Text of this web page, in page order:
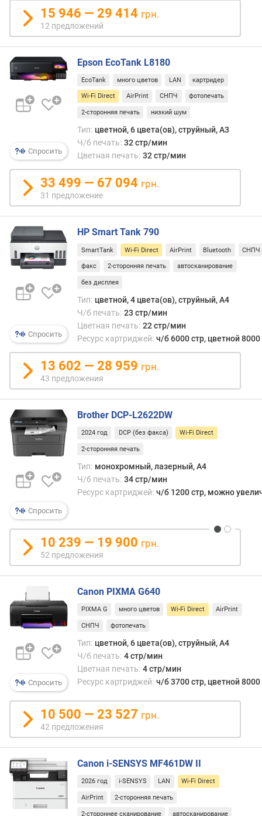
н
а
я
п
е
ч
т
ь
т
р
/
м
и
н
ф
о
т
о
п
а
т
ь
(
с
/
т
р
е
с
р
с
ч
/
б
к
р
т
р
д
ж
(
с
т
р
)
р
е
у
15 946 — 29 414 грн.
12 предложений
Спросить
Epson EcoTank L8180
EcoTank много цветов LAN картридер
Wi-Fi Direct AirPrint СНПЧ фотопечать
2-сторонняя печать низкий шум
Тип: цветной, 6 цвета(ов), струйный, A3
Ч/б печать: 32 стр/мин
Цветная печать: 32 стр/мин
33 499 — 67 094 грн.
31 предложение
Спросить
HP Smart Tank 790
SmartTank Wi-Fi Direct AirPrint Bluetooth СНПЧ
факс 2-сторонняя печать автосканирование
без дисплея
Тип: цветной, 4 цвета(ов), струйный, A4
Ч/б печать: 23 стр/мин
Цветная печать: 22 стр/мин
Ресурс картриджей: ч/б 6000 стр, цветной 8000
13 602 — 28 959 грн.
43 предложения
Спросить
Brother DCP-L2622DW
2024 год DCP (без факса) Wi-Fi Direct
2-сторонняя печать
Тип: монохромный, лазерный, A4
Ч/б печать: 34 стр/мин
Ресурс картриджей: ч/б 1200 стр, можно
10 239 — 19 900 грн.
52 предложения
Спросить
Canon PIXMA G640
PIXMA G много цветов Wi-Fi Direct AirPrint
СНПЧ фотопечать
Тип: цветной, 6 цвета(ов), струйный, A4
Ч/б печать: 4 стр/мин
Цветная печать: 4 стр/мин
Ресурс картриджей: ч/б 3700 стр, цветной 8000
10 500 — 23 527 грн.
42 предложения
Canon i-SENSYS MF461DW II
2026 год i-SENSYS LAN Wi-Fi Direct
AirPrint 2-сторонняя печать
2-стороннее сканирование автосканирование